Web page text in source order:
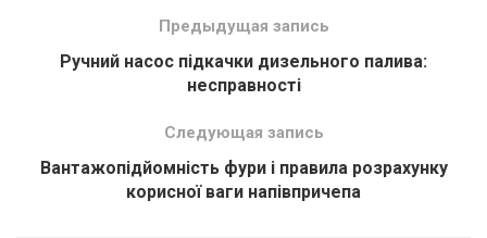
Предыдущая запись
Ручний насос підкачки дизельного палива:
несправності
Следующая запись
Вантажопідйомність фури і правила розрахунку
корисної ваги напівпричепа